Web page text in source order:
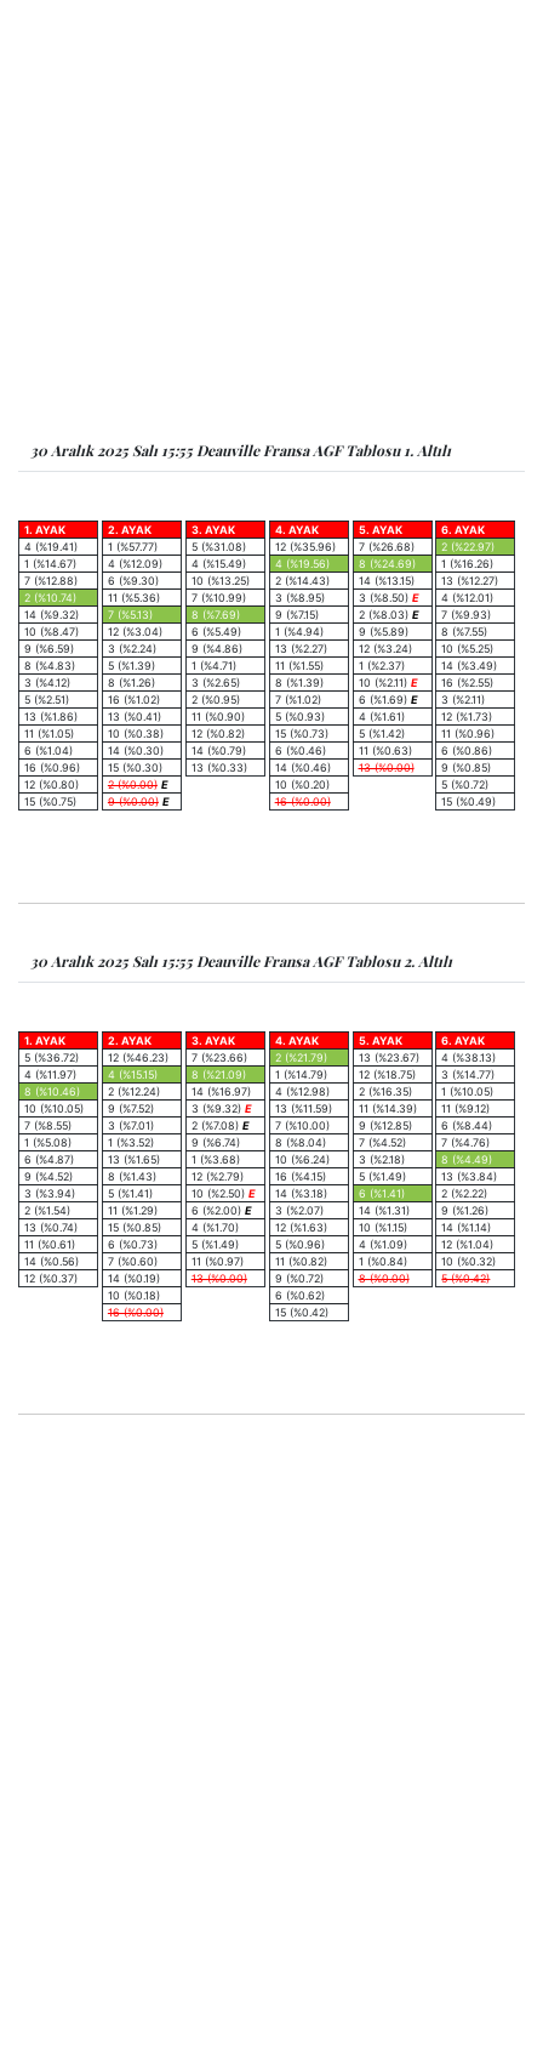
30 Aralık 2025 Salı 15:55 Deauville Fransa AGF Tablosu 1. Altılı
1. AYAK
4 (%19.41)
1 (%14.67)
7 (%12.88)
2 (%10.74)
14 (%9.32)
10 (%8.47)
9 (%6.59)
8 (%4.83)
3 (%4.12)
5 (%2.51)
13 (%1.86)
11 (%1.05)
6 (%1.04)
16 (%0.96)
12 (%0.80)
15 (%0.75)
2. AYAK
1 (%57.77)
4 (%12.09)
6 (%9.30)
11 (%5.36)
7 (%5.13)
12 (%3.04)
3 (%2.24)
5 (%1.39)
8 (%1.26)
16 (%1.02)
13 (%0.41)
10 (%0.38)
14 (%0.30)
15 (%0.30)
2 (%0.00) E
9 (%0.00) E
3. AYAK
5 (%31.08)
4 (%15.49)
10 (%13.25)
7 (%10.99)
8 (%7.69)
6 (%5.49)
9 (%4.86)
1 (%4.71)
3 (%2.65)
2 (%0.95)
11 (%0.90)
12 (%0.82)
14 (%0.79)
13 (%0.33)
4. AYAK
12 (%35.96)
4 (%19.56)
2 (%14.43)
3 (%8.95)
9 (%7.15)
1 (%4.94)
13 (%2.27)
11 (%1.55)
8 (%1.39)
7 (%1.02)
5 (%0.93)
15 (%0.73)
6 (%0.46)
14 (%0.46)
10 (%0.20)
16 (%0.00)
5. AYAK
7 (%26.68)
8 (%24.69)
14 (%13.15)
3 (%8.50) E
2 (%8.03) E
9 (%5.89)
12 (%3.24)
1 (%2.37)
10 (%2.11) E
6 (%1.69) E
4 (%1.61)
5 (%1.42)
11 (%0.63)
13 (%0.00)
6. AYAK
2 (%22.97)
1 (%16.26)
13 (%12.27)
4 (%12.01)
7 (%9.93)
8 (%7.55)
10 (%5.25)
14 (%3.49)
16 (%2.55)
3 (%2.11)
12 (%1.73)
11 (%0.96)
6 (%0.86)
9 (%0.85)
5 (%0.72)
15 (%0.49)
30 Aralık 2025 Salı 15:55 Deauville Fransa AGF Tablosu 2. Altılı
1. AYAK
5 (%36.72)
4 (%11.97)
8 (%10.46)
10 (%10.05)
7 (%8.55)
1 (%5.08)
6 (%4.87)
9 (%4.52)
3 (%3.94)
2 (%1.54)
13 (%0.74)
11 (%0.61)
14 (%0.56)
12 (%0.37)
2. AYAK
12 (%46.23)
4 (%15.15)
2 (%12.24)
9 (%7.52)
3 (%7.01)
1 (%3.52)
13 (%1.65)
8 (%1.43)
5 (%1.41)
11 (%1.29)
15 (%0.85)
6 (%0.73)
7 (%0.60)
14 (%0.19)
10 (%0.18)
16 (%0.00)
3. AYAK
7 (%23.66)
8 (%21.09)
14 (%16.97)
3 (%9.32) E
2 (%7.08) E
9 (%6.74)
1 (%3.68)
12 (%2.79)
10 (%2.50) E
6 (%2.00) E
4 (%1.70)
5 (%1.49)
11 (%0.97)
13 (%0.00)
4. AYAK
2 (%21.79)
1 (%14.79)
4 (%12.98)
13 (%11.59)
7 (%10.00)
8 (%8.04)
10 (%6.24)
16 (%4.15)
14 (%3.18)
3 (%2.07)
12 (%1.63)
5 (%0.96)
11 (%0.82)
9 (%0.72)
6 (%0.62)
15 (%0.42)
5. AYAK
13 (%23.67)
12 (%18.75)
2 (%16.35)
11 (%14.39)
9 (%12.85)
7 (%4.52)
3 (%2.18)
5 (%1.49)
6 (%1.41)
14 (%1.31)
10 (%1.15)
4 (%1.09)
1 (%0.84)
8 (%0.00)
6. AYAK
4 (%38.13)
3 (%14.77)
1 (%10.05)
11 (%9.12)
6 (%8.44)
7 (%4.76)
8 (%4.49)
13 (%3.84)
2 (%2.22)
9 (%1.26)
14 (%1.14)
12 (%1.04)
10 (%0.32)
5 (%0.42)